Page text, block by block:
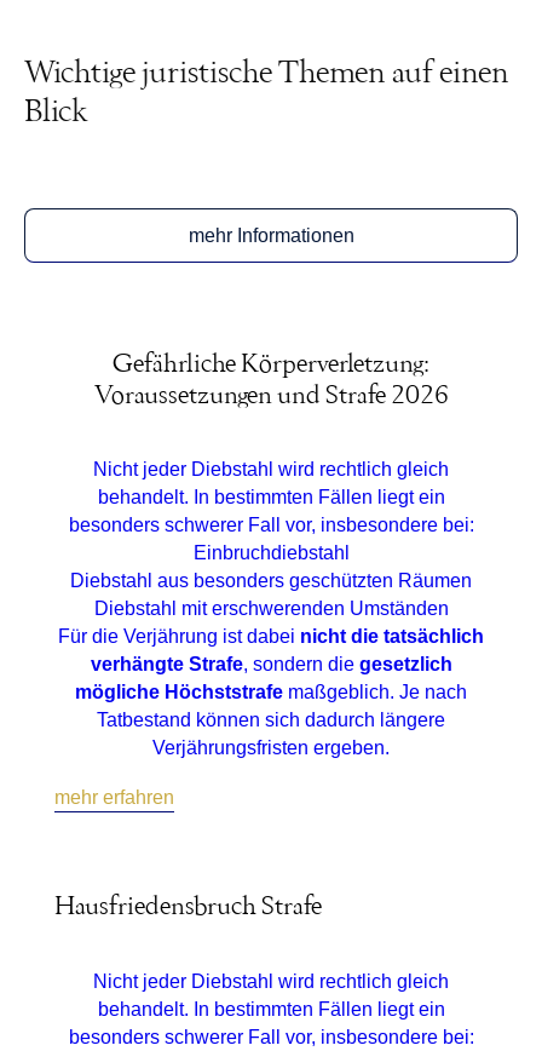
Wichtige juristische Themen auf einen
Blick
mehr Informationen
Gefährliche Körperverletzung:
Voraussetzungen und Strafe 2026
Nicht jeder Diebstahl wird rechtlich gleich
behandelt. In bestimmten Fällen liegt ein
besonders schwerer Fall vor, insbesondere bei:
Einbruchdiebstahl
Diebstahl aus besonders geschützten Räumen
Diebstahl mit erschwerenden Umständen
Für die Verjährung ist dabei nicht die tatsächlich
verhängte Strafe, sondern die gesetzlich
mögliche Höchststrafe maßgeblich. Je nach
Tatbestand können sich dadurch längere
Verjährungsfristen ergeben.
mehr erfahren
Hausfriedensbruch Strafe
Nicht jeder Diebstahl wird rechtlich gleich
behandelt. In bestimmten Fällen liegt ein
besonders schwerer Fall vor, insbesondere bei: